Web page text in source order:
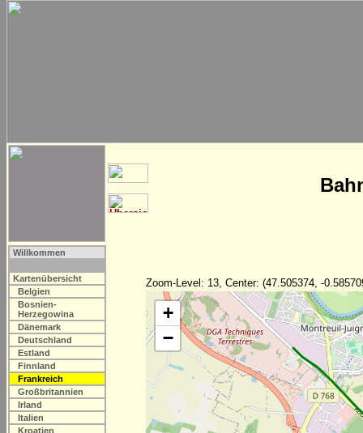
Willkommen
Kartenübersicht
Belgien
Bosnien-
Herzegowina
Dänemark
Deutschland
Estland
Finnland
Frankreich
Großbritannien
Irland
Italien
Kroatien
Zoom-Level: 13, Center: (47.505374, -
+
−